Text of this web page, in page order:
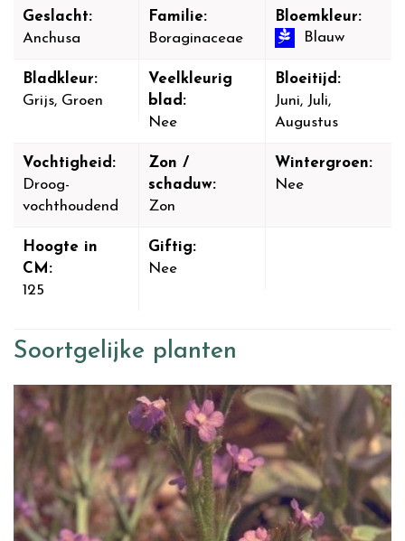
Geslacht:
Anchusa
Familie:
Boraginaceae
Bloemkleur:
Blauw
Bladkleur:
Grijs, Groen
Veelkleurig
blad:
Nee
Bloeitijd:
Juni, Juli,
Augustus
Vochtigheid:
Droog-
vochthoudend
Zon /
schaduw:
Zon
Wintergroen:
Nee
Hoogte in
CM:
125
Giftig:
Nee
Soortgelijke planten